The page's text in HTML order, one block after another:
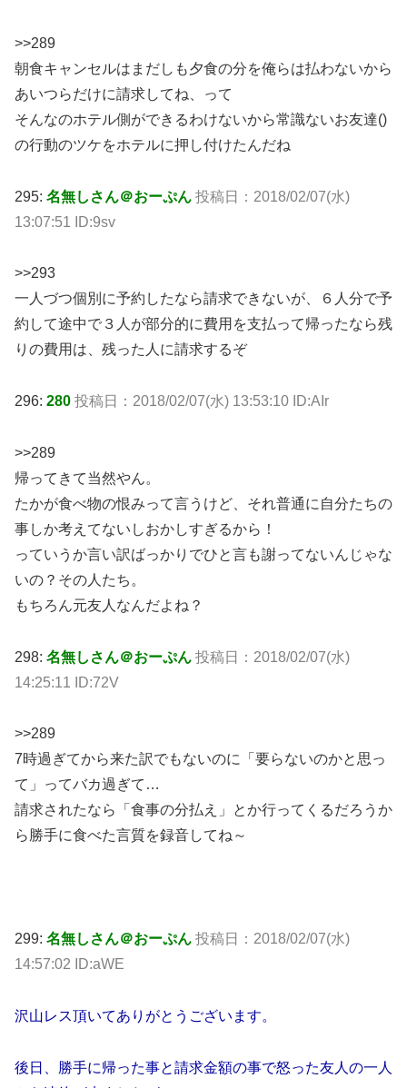
>>289
朝食キャンセルはまだしも夕食の分を俺らは払わないから
あいつらだけに請求してね、って
そんなのホテル側ができるわけないから常識ないお友達()
の行動のツケをホテルに押し付けたんだね
295: 名無しさん＠おーぷん 投稿日： 2018/02/07(水)
13:07:51 ID:9sv
>>293
一人づつ個別に予約したなら請求できないが、６人分で予
約して途中で３人が部分的に費用を支払って帰ったなら残
りの費用は、残った人に請求するぞ
296: 280 投稿日： 2018/02/07(水) 13:53:10 ID:AIr
>>289
帰ってきて当然やん。
たかが食べ物の恨みって言うけど、それ普通に自分たちの
事しか考えてないしおかしすぎるから！
っていうか言い訳ばっかりでひと言も謝ってないんじゃな
いの？その人たち。
もちろん元友人なんだよね？
298: 名無しさん＠おーぷん 投稿日： 2018/02/07(水)
14:25:11 ID:72V
>>289
7時過ぎてから来た訳でもないのに「要らないのかと思っ
て」ってバカ過ぎて…
請求されたなら「食事の分払え」とか行ってくるだろうか
ら勝手に食べた言質を録音してね～
299: 名無しさん＠おーぷん 投稿日： 2018/02/07(水)
14:57:02 ID:aWE
沢山レス頂いてありがとうございます。
後日、勝手に帰った事と請求金額の事で怒った友人の一人